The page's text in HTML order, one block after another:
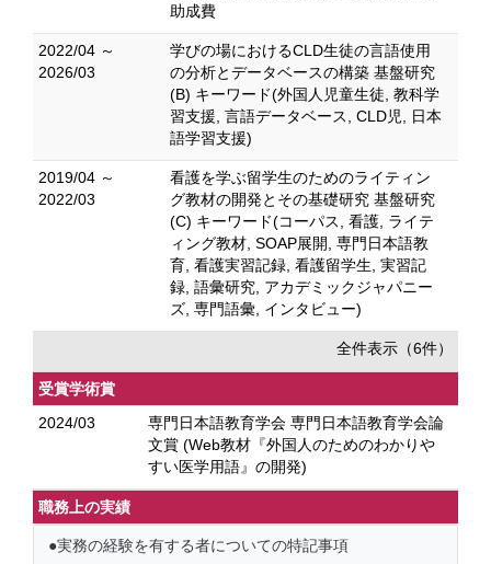
助成費
2022/04 ～
2026/03
学びの場におけるCLD生徒の言語使用
の分析とデータベースの構築 基盤研究
(B) キーワード(外国人児童生徒, 教科学
習支援, 言語データベース, CLD児, 日本
語学習支援)
2019/04 ～
2022/03
看護を学ぶ留学生のためのライティン
グ教材の開発とその基礎研究 基盤研究
(C) キーワード(コーパス, 看護, ライテ
ィング教材, SOAP展開, 専門日本語教
育, 看護実習記録, 看護留学生, 実習記
録, 語彙研究, アカデミックジャパニー
ズ, 専門語彙, インタビュー)
全件表示（6件）
受賞学術賞
2024/03
専門日本語教育学会 専門日本語教育学会論
文賞 (Web教材『外国人のためのわかりや
すい医学用語』の開発)
職務上の実績
●実務の経験を有する者についての特記事項